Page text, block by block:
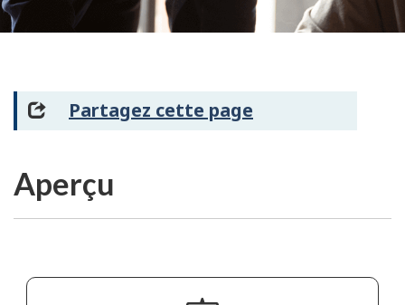
Partagez cette page
Aperçu